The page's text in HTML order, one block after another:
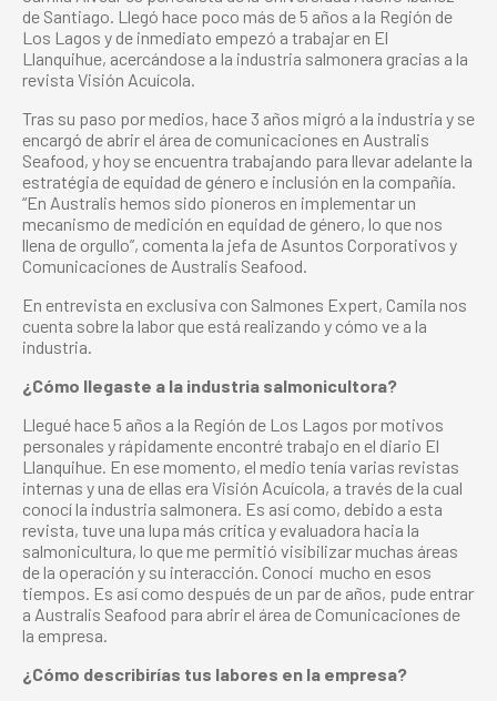
de Santiago. Llegó hace poco más de 5 años a la Región de
Los Lagos y de inmediato empezó a trabajar en El
Llanquihue, acercándose a la industria salmonera gracias a la
revista Visión Acuícola.
Tras su paso por medios, hace 3 años migró a la industria y se
encargó de abrir el área de comunicaciones en Australis
Seafood, y hoy se encuentra trabajando para llevar adelante la
estratégia de equidad de género e inclusión en la compañía.
“En Australis hemos sido pioneros en implementar un
mecanismo de medición en equidad de género, lo que nos
llena de orgullo”, comenta la jefa de Asuntos Corporativos y
Comunicaciones de Australis Seafood.
En entrevista en exclusiva con Salmones Expert, Camila nos
cuenta sobre la labor que está realizando y cómo ve a la
industria.
¿Cómo llegaste a la industria salmonicultora?
Llegué hace 5 años a la Región de Los Lagos por motivos
personales y rápidamente encontré trabajo en el diario El
Llanquihue. En ese momento, el medio tenía varias revistas
internas y una de ellas era Visión Acuícola, a través de la cual
conocí la industria salmonera. Es así como, debido a esta
revista, tuve una lupa más crítica y evaluadora hacia la
salmonicultura, lo que me permitió visibilizar muchas áreas
de la operación y su interacción. Conocí mucho en esos
tiempos. Es así como después de un par de años, pude entrar
a Australis Seafood para abrir el área de Comunicaciones de
la empresa.
¿Cómo describirías tus labores en la empresa?